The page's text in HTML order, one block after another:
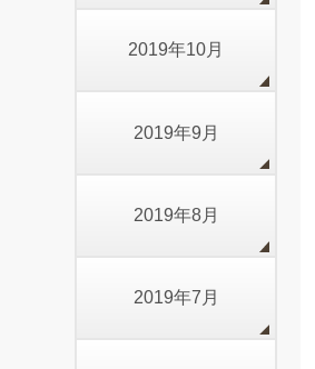
2019年10月
2019年9月
2019年8月
2019年7月